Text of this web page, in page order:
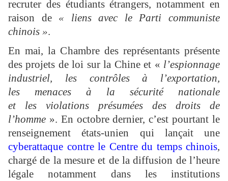
recruter des étudiants étrangers, notamment en
raison de « liens avec le Parti communiste
chinois ».
En mai, la Chambre des représentants présente
des projets de loi sur la Chine et « l’espionnage
industriel, les contrôles à l’exportation,
les menaces à la sécurité nationale
et les violations présumées des droits de
l’homme ». En octobre dernier, c’est pourtant le
renseignement états-unien qui lançait une
cyberattaque contre le Centre du temps chinois,
chargé de la mesure et de la diffusion de l’heure
légale notamment dans les institutions